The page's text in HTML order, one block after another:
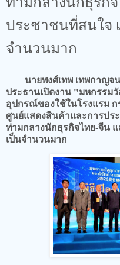
ประชาชนที่สนใจ
จำนวนมาก
นายพงศ์เทพ เทพกาญ
ประธานเปิดงาน "มหกรรม
อุปกรณ์ของใช้ในโรงแรม ก
ศูนย์แสดงสินค้าและการปร
ท่ามกลางนักธุรกิจไทย-จีน
เป็นจำนวนมาก